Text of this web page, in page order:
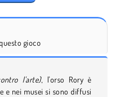
gioco
l'arte), l'orso Rory è
e nei musei si sono diffusi